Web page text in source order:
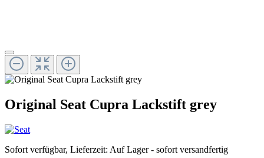
Original Seat Cupra Lackstift grey
Sofort verfügbar, Lieferzeit: Auf Lager - sofort versandfertig